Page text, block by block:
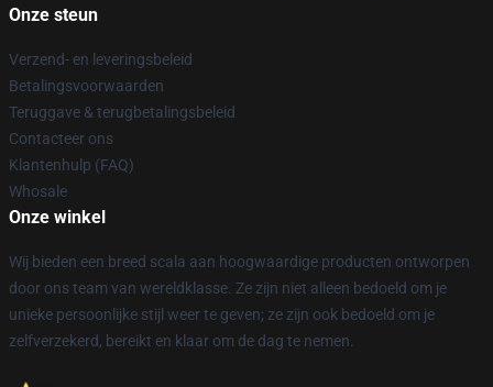
Onze steun
Verzend- en leveringsbeleid
Betalingsvoorwaarden
Teruggave & terugbetalingsbeleid
Contacteer ons
Klantenhulp (FAQ)
Whosale
Onze winkel
Wij bieden een breed scala aan hoogwaardige producten ontworpen
door ons team van wereldklasse. Ze zijn niet alleen bedoeld om je
unieke persoonlijke stijl weer te geven; ze zijn ook bedoeld om je
zelfverzekerd, bereikt en klaar om de dag te nemen.